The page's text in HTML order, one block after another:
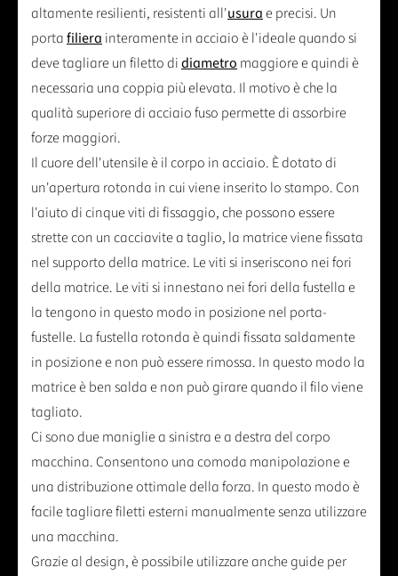
altamente resilienti, resistenti all'usurae precisi. Un
portafilierainteramente in acciaio è l'ideale quando si
deve tagliare un filetto didiametromaggiore e quindi è
necessaria una coppia più elevata. Il motivo è che la
qualità superiore di acciaio fuso permette di assorbire
forze maggiori.
Il cuore dell'utensile è il corpo in acciaio. È dotato di
un'apertura rotonda in cui viene inserito lo stampo. Con
l'aiuto di cinque viti di fissaggio, che possono essere
strette con un cacciavite a taglio, la matrice viene fissata
nel supporto della matrice. Le viti si inseriscono nei fori
della matrice. Le viti si innestano nei fori della fustella e
la tengono in questo modo in posizione nel porta-
fustelle. La fustella rotonda è quindi fissata saldamente
in posizione e non può essere rimossa. In questo modo la
matrice è ben salda e non può girare quando il filo viene
tagliato.
Ci sono due maniglie a sinistra e a destra del corpo
macchina. Consentono una comoda manipolazione e
una distribuzione ottimale della forza. In questo modo è
facile tagliare filetti esterni manualmente senza utilizzare
una macchina.
Grazie al design, è possibile utilizzare anche guide per